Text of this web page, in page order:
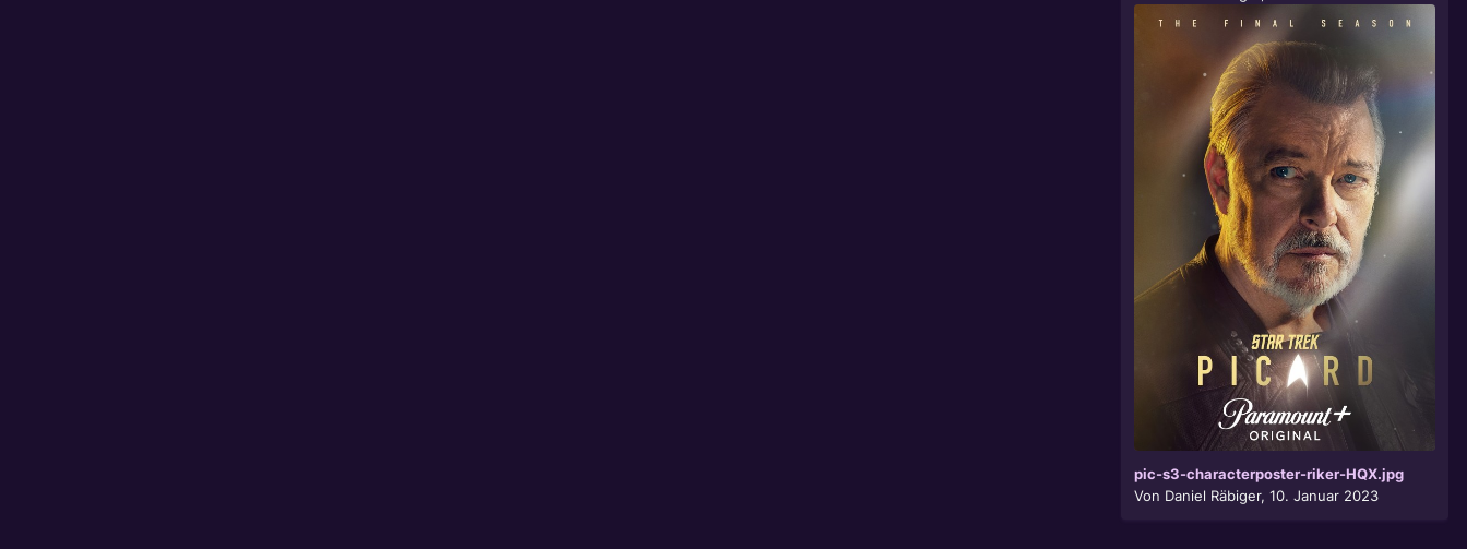
pic-s3-characterposter-riker-HQX.jpg
Von Daniel Räbiger, 10. Januar 2023